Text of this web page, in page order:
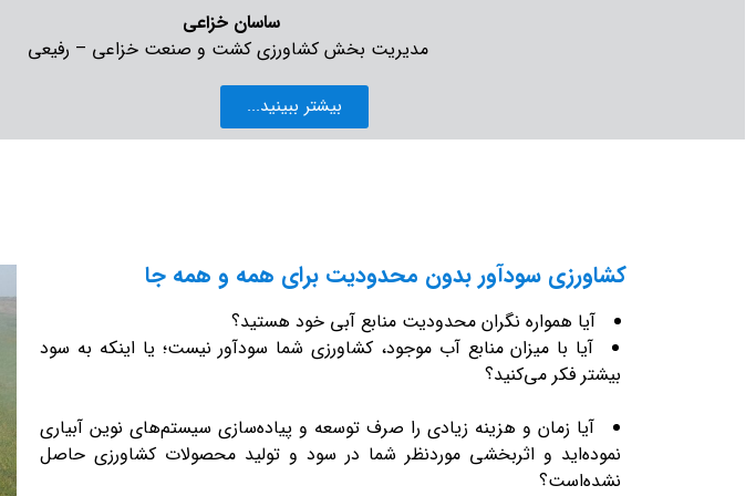
ساسان خزاعی
مدیریت بخش کشاورزی کشت و صنعت خزاعی – رفیعی
بیشتر ببینید...
کشاورزی سودآور بدون محدودیت برای همه و همه جا
آیا همواره نگران محدودیت منابع آبی خود هستید؟
آیا با میزان منابع آب موجود، کشاورزی شما سودآور نیست؛ یا اینکه به سود
بیشتر فکر می‌کنید؟
آیا زمان و هزینه زیادی را صرف توسعه و پیاده‌سازی سیستم‌های نوین آبیاری
نموده‌اید و اثربخشی موردنظر شما در سود و تولید محصولات کشاورزی حاصل
نشده‌است؟